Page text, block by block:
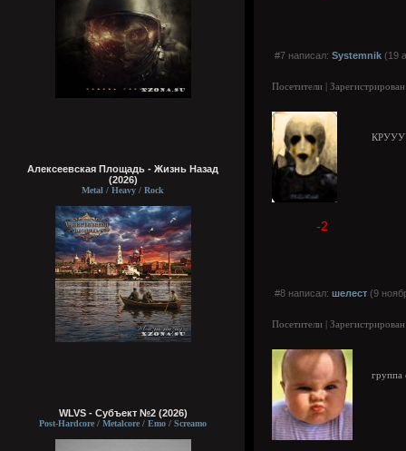
Алексеевская Площадь - Жизнь Назад
(2026)
Metal / Heavy / Rock
WLVS - Субъект №2 (2026)
Post-Hardcore / Metalcore / Emo / Screamo
#7 написал: Sуstemnik (19
Посетители |
-2
#8 написал: шелест (9
Посетители |
группа